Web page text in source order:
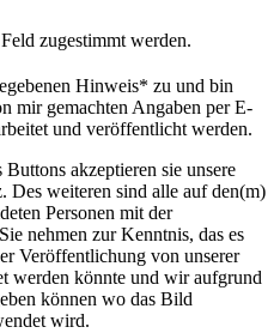
zugestimmt werden.
Hinweis* zu und bin
mir gemachten Angaben per E-
und veröffentlicht werden.
akzeptieren sie unsere
Des weiteren sind alle auf den(m)
Personen mit der
nehmen zur Kenntnis, das es
Veröffentlichung von unserer
werden könnte und wir aufgrund
können wo das Bild
wird.